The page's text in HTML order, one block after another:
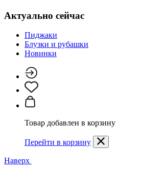
Актуально сейчас
Пиджаки
Блузки и рубашки
Новинки
Товар добавлен в корзину
Перейти в корзину
Наверх